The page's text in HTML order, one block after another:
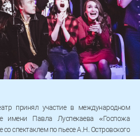
принял участие в международном
имени Павла Луспекаева «Госпожа
со спектаклем по пьесе А.Н. Островского